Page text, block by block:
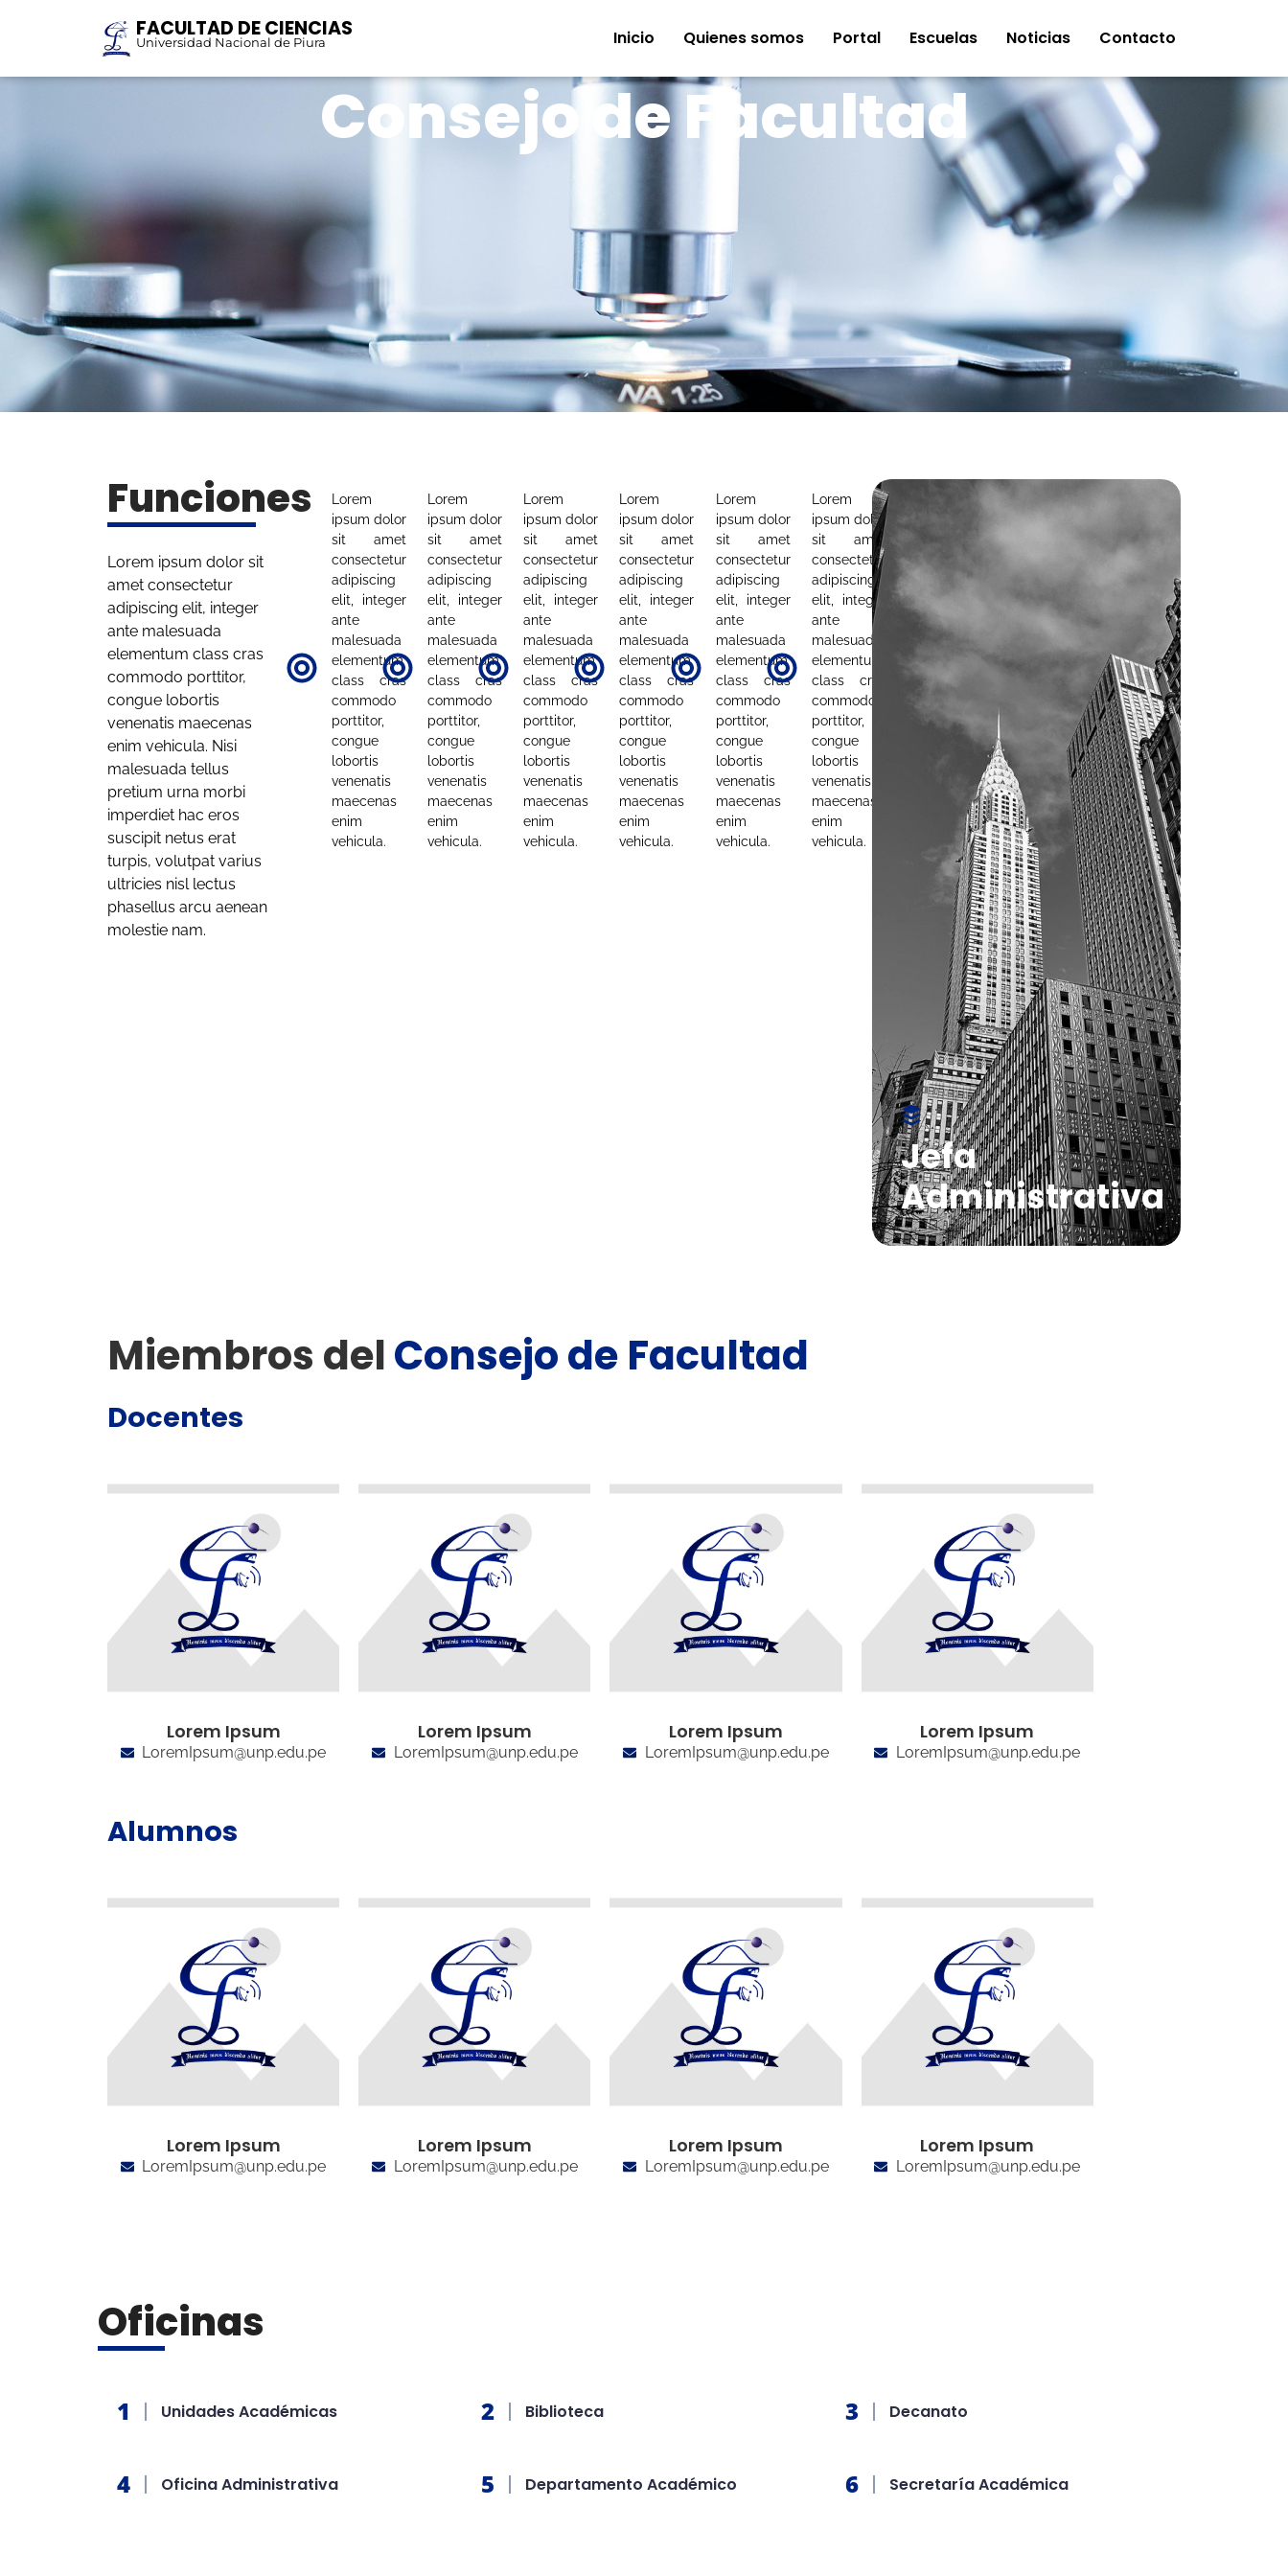
FACULTAD DE CIENCIAS
Universidad Nacional de Piura Inicio Quienes somos Portal Escuelas Noticias Contacto
Consejo de Facultad
Funciones
Lorem ipsum dolor sit
amet consectetur
adipiscing elit, integer
ante malesuada
elementum class cras
commodo porttitor,
congue lobortis
venenatis maecenas
enim vehicula. Nisi
malesuada tellus
pretium urna morbi
imperdiet hac eros
suscipit netus erat
turpis, volutpat varius
ultricies nisl lectus
phasellus arcu aenean
molestie nam.
Lorem
ipsum dolor
sit amet
consectetur
adipiscing
elit, integer
ante
malesuada
elementum
class cras
commodo
porttitor,
congue
lobortis
venenatis
maecenas
enim
vehicula.
Lorem
ipsum dolor
sit amet
consectetur
adipiscing
elit, integer
ante
malesuada
elementum
class cras
commodo
porttitor,
congue
lobortis
venenatis
maecenas
enim
vehicula.
Lorem
ipsum dolor
sit amet
consectetur
adipiscing
elit, integer
ante
malesuada
elementum
class cras
commodo
porttitor,
congue
lobortis
venenatis
maecenas
enim
vehicula.
Lorem
ipsum dolor
sit amet
consectetur
adipiscing
elit, integer
ante
malesuada
elementum
class cras
commodo
porttitor,
congue
lobortis
venenatis
maecenas
enim
vehicula.
Lorem
ipsum dolor
sit amet
consectetur
adipiscing
elit, integer
ante
malesuada
elementum
class cras
commodo
porttitor,
congue
lobortis
venenatis
maecenas
enim
vehicula.
Lorem
ipsum dolor
sit amet
consectetur
adipiscing
elit, integer
ante
malesuada
elementum
class cras
commodo
porttitor,
congue
lobortis
venenatis
maecenas
enim
vehicula.
Jefa
Administrativa
Miembros delConsejo de Facultad
Docentes
Lorem Ipsum
LoremIpsum@unp.edu.pe
Lorem Ipsum
LoremIpsum@unp.edu.pe
Lorem Ipsum
LoremIpsum@unp.edu.pe
Lorem Ipsum
LoremIpsum@unp.edu.pe
Alumnos
Lorem Ipsum
LoremIpsum@unp.edu.pe
Lorem Ipsum
LoremIpsum@unp.edu.pe
Lorem Ipsum
LoremIpsum@unp.edu.pe
Lorem Ipsum
LoremIpsum@unp.edu.pe
Oficinas
Unidades Académicas Biblioteca Decanato
Oficina Administrativa Departamento Académico Secretaría Académica